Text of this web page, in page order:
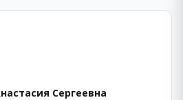
Сергеевна